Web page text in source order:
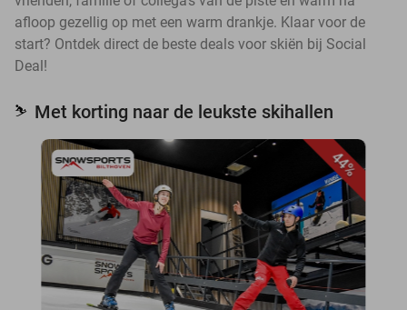
afloop gezellig op met een warm drankje. Klaar voor de
start? Ontdek direct de beste deals voor skiën bij Social
Deal!
⛷️ Met korting naar de leukste skihallen
44%